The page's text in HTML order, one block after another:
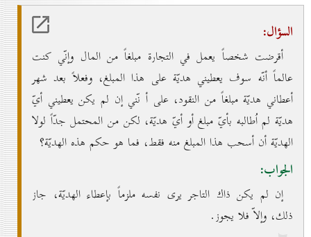
السؤال:
أقرضت شخصاً يعمل في التجارة مبلغاً من المال وإنّي كنت
عالماً أنّه سوف يعطيني هديّة على هذا المبلغ، وفعلاً بعد شهر
أعطاني هديّة مبلغاً من النقود، على أ نّني إن لم يكن يعطيني أيّ
هديّة لم اُطالبه بأيّ مبلغ أو أيّ هديّة، لكن من المحتمل جدّاً لولا
الهديّة أن أسحب هذا المبلغ منه فقط، فما هو حكم هذه الهديّة؟
الجواب:
إن لم يكن ذاك التاجر يرى نفسه ملزماً بإعطاء الهديّة، جاز
ذلك، وإلاّ فلا يجوز.